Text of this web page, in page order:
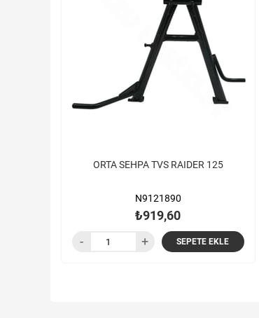
ORTA SEHPA TVS RAIDER 125
N9121890
₺919,60
SEPETE EKLE